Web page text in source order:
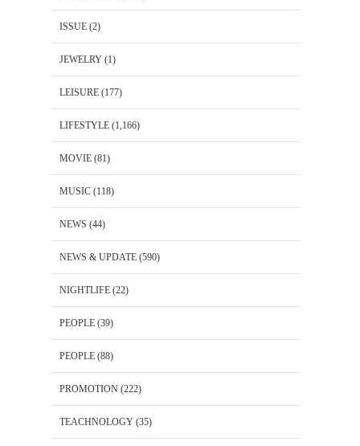
ISSUE (2)
JEWELRY (1)
LEISURE (177)
LIFESTYLE (1,166)
MOVIE (81)
MUSIC (118)
NEWS (44)
NEWS & UPDATE (590)
NIGHTLIFE (22)
PEOPLE (39)
PEOPLE (88)
PROMOTION (222)
TEACHNOLOGY (35)